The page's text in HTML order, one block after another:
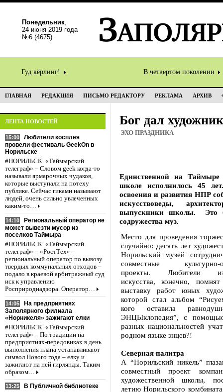
Понедельник,
24 июня 2019 года
№6 (4675)
Гуд кёрлинг! В четвертом поколении
ГЛАВНАЯ РЕДАКЦИЯ ПИСЬМО РЕДАКТОРУ РЕКЛАМА АРХИВ
ЛЕНТА НОВОСТЕЙ
15:00
Любители косплея
провели фестиваль GeekOn в
Норильске
#НОРИЛЬСК. «Таймырский
телеграф» – Словом geek когда-то
называли ярмарочных чудаков,
которые выступали на потеху
публике. Сейчас гиками называют
людей, очень сильно увлеченных
каким-то…
14:10
Региональный оператор не
может вывезти мусор из
поселков Таймыра
#НОРИЛЬСК. «Таймырский
телеграф» – «РостТех» –
региональный оператор по вывозу
твердых коммунальных отходов –
подало в краевой арбитражный суд
иск к управлению
Росприроднадзора. Оператор…
14:05
На предприятиях
Заполярного филиала
«Норникеля» зажигают елки
#НОРИЛЬСК. «Таймырский
телеграф» – По традиции на
предприятиях-передовиках в день
выполнения плана устанавливают
символ Нового года – елку и
зажигают на ней гирлянды. Таким
образом…
13:25
В Публичной библиотеке
Бог дал
ЭХО ПРАЗДНИКА
Единственной на Таймыре
школе исполнилось 45
освоения и развития НПР
искусствоведы,
выпускники школы. Это
содружества муз.
Место для проведения
случайно: десять лет
Норильский музей
совместные культурно-
проекты. Любители
искусства, конечно, помнят
выставку работ юных
которой стал альбом
кого оставила
ЭНЦЫклопедия”, с
разных национальностей
родном языке энцев?!
Северная палитра
А “Норильский никель”
совместный проект
художественной школы,
летию Норильского